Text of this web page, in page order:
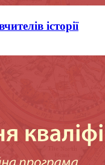
історії